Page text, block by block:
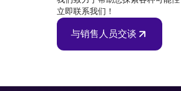
立即联系我们！
与销售人员交谈